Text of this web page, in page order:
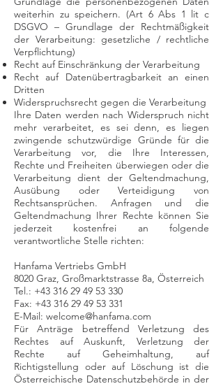
weiterhin zu speichern. (Art 6 Abs 1 lit c
DSGVO – Grundlage der Rechtmäßigkeit
der Verarbeitung: gesetzliche / rechtliche
Verpflichtung)
Recht auf Einschränkung der Verarbeitung
Recht auf Datenübertragbarkeit an einen
Dritten
Widerspruchsrecht gegen die Verarbeitung
Ihre Daten werden nach Widerspruch nicht
mehr verarbeitet, es sei denn, es liegen
zwingende schutzwürdige Gründe für die
Verarbeitung vor, die Ihre Interessen,
Rechte und Freiheiten überwiegen oder die
Verarbeitung dient der Geltendmachung,
Ausübung oder Verteidigung von
Rechtsansprüchen. Anfragen und die
Geltendmachung Ihrer Rechte können Sie
jederzeit kostenfrei an folgende
verantwortliche Stelle richten:
Hanfama Vertriebs GmbH
8020 Graz, Großmarktstrasse 8a, Österreich
Tel.: +43 316 29 49 53 330
Fax: +43 316 29 49 53 331
E-Mail: welcome@hanfama.com
Für Anträge betreffend Verletzung des
Rechtes auf Auskunft, Verletzung der
Rechte auf Geheimhaltung, auf
Richtigstellung oder auf Löschung ist die
Österreichische Datenschutzbehörde in der